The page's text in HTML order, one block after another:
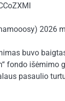
2026
buvo
fondo išėmimo
pasaulio